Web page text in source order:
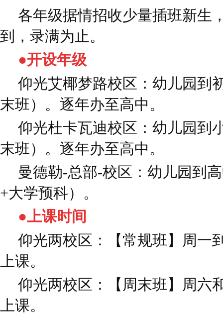
各年级据情招收少量插班新生
到，录满为止。
●开设年级
仰光艾椰梦路校区：幼儿园到
末班）。逐年办至高中。
仰光杜卡瓦迪校区：幼儿园到
末班）。逐年办至高中。
曼德勒-总部-校区：幼儿园到
+大学预科）。
●上课时间
仰光两校区：【常规班】周一
上课。
仰光两校区：【周末班】周六
上课。